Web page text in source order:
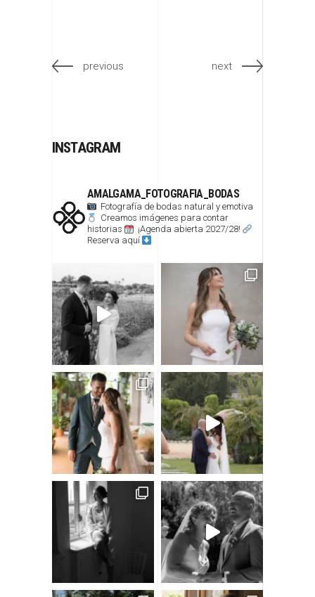
previous next
INSTAGRAM
AMALGAMA_FOTOGRAFIA_BODAS
Fotografía de bodas natural y emotiva
Creamos imágenes para contar
historias
¡Agenda abierta 2027/28!
Reserva aquí